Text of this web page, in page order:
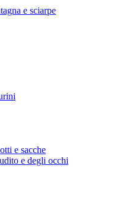
e sciarpe
e sacche
e degli occhi